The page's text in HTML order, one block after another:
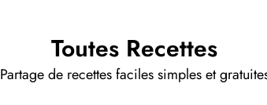
Toutes Recettes
Partage de recettes faciles simples et